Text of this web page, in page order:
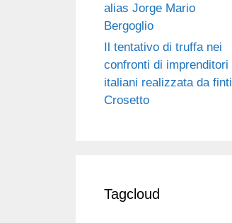
alias Jorge Mario
Bergoglio
Il tentativo di truffa nei
confronti di imprenditori
italiani realizzata da finti
Crosetto
Tagcloud